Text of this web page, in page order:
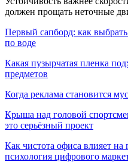
должен прощать неточные
Первый сапборд: как
по воде
Какая пузырчатая пленка
предметов
Когда реклама становится
Крыша над головой
это серьёзный проект
Как чистота офиса влияет на
психология цифрового